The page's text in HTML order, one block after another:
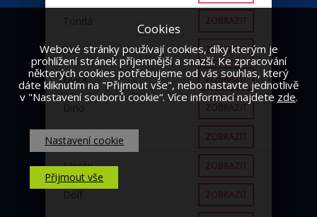
Tonda ZOBRAZIT
VLK ZOBRAZIT
Black ZOBRAZIT
Dino ZOBRAZIT
Punťa ZOBRAZIT
Monty ZOBRAZIT
Dolf ZOBRAZIT
Cookies
Webové stránky používají cookies, díky kterým je
prohlížení stránek příjemnější a snazší. Ke zpracování
některých cookies potřebujeme od vás souhlas, který
dáte kliknutím na "Přijmout vše", nebo nastavte jednotlivě
v "Nastavení souborů cookie“. Více informací najdete zde.
Nastavení cookie
Přijmout vše